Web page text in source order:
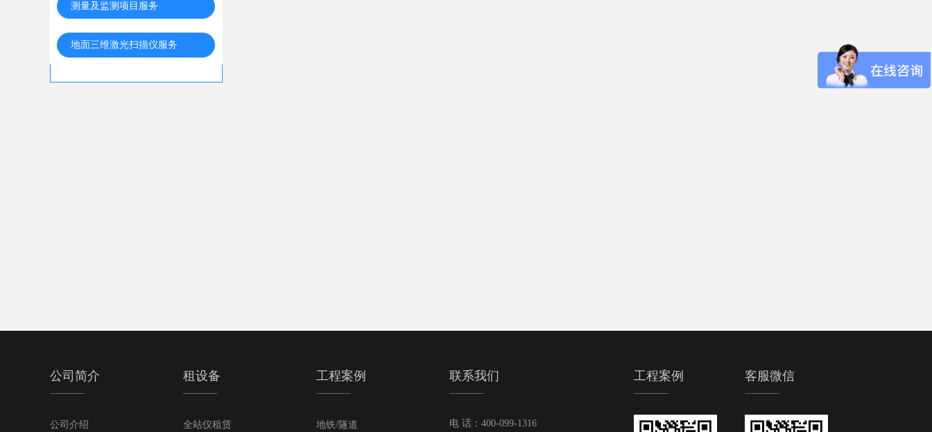
测量及监测项目服务
地面三维激光扫描仪服务
公司简介
公司介绍
租设备
全站仪租赁
工程案例
地铁/隧道
联系我们
电 话：400-099-1316
客服微信
工程案例